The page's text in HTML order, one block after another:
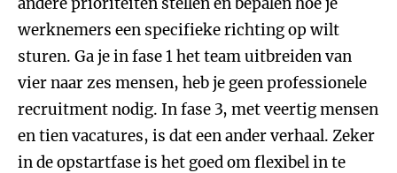
werknemers een specifieke richting op wilt
sturen. Ga je in fase 1 het team uitbreiden van
vier naar zes mensen, heb je geen professionele
recruitment nodig. In fase 3, met veertig mensen
en tien vacatures, is dat een ander verhaal. Zeker
in de opstartfase is het goed om flexibel in te